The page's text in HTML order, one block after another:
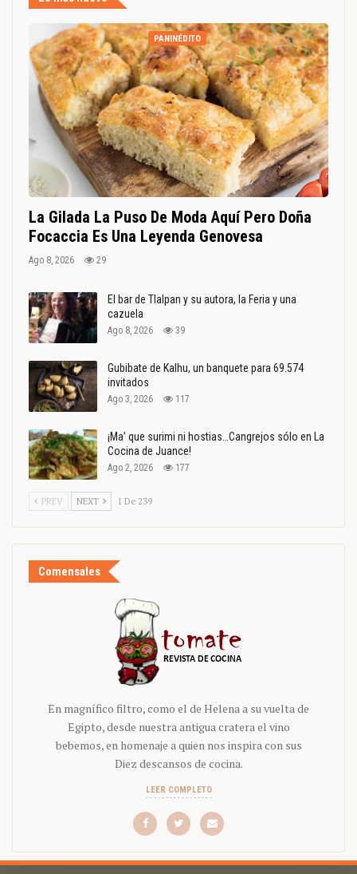
PANINÉDITO
La Gilada La Puso De Moda Aquí Pero Doña
Focaccia Es Una Leyenda Genovesa
Ago 8, 2026 29
El bar de Tlalpan y su autora, la Feria y una
cazuela
Ago 8, 2026 39
Gubibate de Kalhu, un banquete para 69.574
invitados
Ago 3, 2026 117
¡Ma’ que surimi ni hostias…Cangrejos sólo en La
Cocina de Juance!
Ago 2, 2026 177
PREV NEXT 1 De 239
Comensales
En magnífico filtro, como el de Helena a su vuelta de
Egipto, desde nuestra antigua cratera el vino
bebemos, en homenaje a quien nos inspira con sus
Diez descansos de cocina.
LEER COMPLETO